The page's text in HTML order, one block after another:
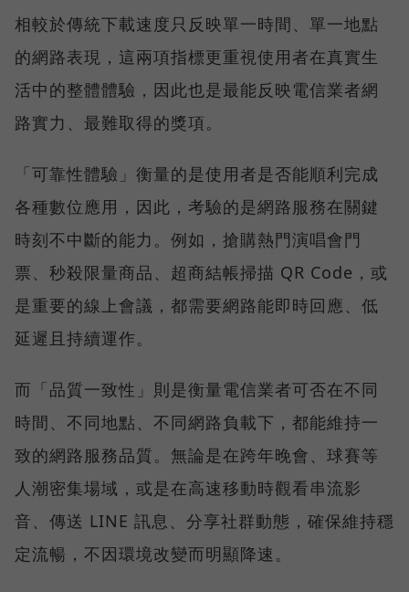
相較於傳統下載速度只反映單一時間、單一地點
的網路表現，這兩項指標更重視使用者在真實生
活中的整體體驗，因此也是最能反映電信業者網
路實力、最難取得的獎項。
「可靠性體驗」衡量的是使用者是否能順利完成
各種數位應用，因此，考驗的是網路服務在關鍵
時刻不中斷的能力。例如，搶購熱門演唱會門
票、秒殺限量商品、超商結帳掃描 QR Code，或
是重要的線上會議，都需要網路能即時回應、低
延遲且持續運作。
而「品質一致性」則是衡量電信業者可否在不同
時間、不同地點、不同網路負載下，都能維持一
致的網路服務品質。無論是在跨年晚會、球賽等
人潮密集場域，或是在高速移動時觀看串流影
音、傳送 LINE 訊息、分享社群動態，確保維持穩
定流暢，不因環境改變而明顯降速。